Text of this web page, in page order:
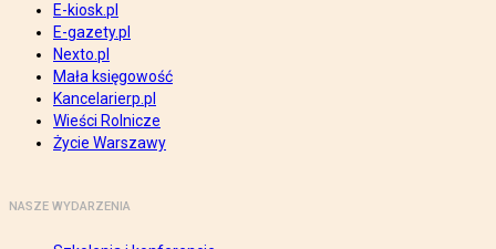
E-kiosk.pl
E-gazety.pl
Nexto.pl
Mała księgowość
Kancelarierp.pl
Wieści Rolnicze
Życie Warszawy
NASZE WYDARZENIA